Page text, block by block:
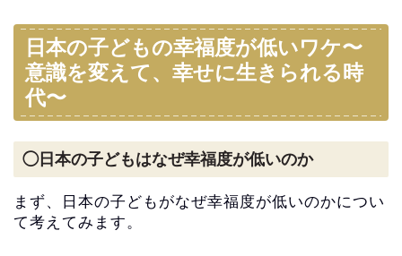
日本の子どもの幸福度が低いワケ〜
意識を変えて、 幸せに生きられる時
代〜
◯日本の子どもはなぜ幸福度が低いのか
まず、
日本の子どもがなぜ幸福度が低いのかについ
て考えてみます。